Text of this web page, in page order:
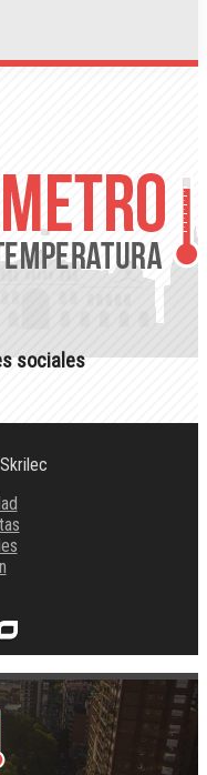
sociales